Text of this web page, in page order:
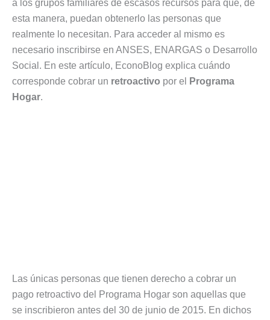
a los grupos familiares de escasos recursos para que, de
esta manera, puedan obtenerlo las personas que
realmente lo necesitan. Para acceder al mismo es
necesario inscribirse en ANSES, ENARGAS o Desarrollo
Social. En este artículo, EconoBlog explica cuándo
corresponde cobrar un retroactivo por el
Programa
Hogar.
Las únicas personas que tienen derecho a cobrar un
pago retroactivo del Programa Hogar son aquellas que
se inscribieron antes del 30 de junio de 2015. En dichos